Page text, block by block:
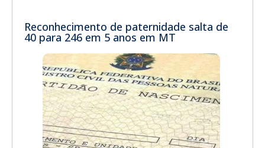
Reconhecimento de paternidade salta de
40 para 246 em 5 anos em MT